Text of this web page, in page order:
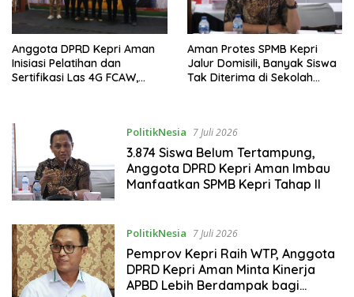
Anggota DPRD Kepri Aman
Inisiasi Pelatihan dan
Sertifikasi Las 4G FCAW,
Aman Protes SPMB Kepri
Jalur Domisili, Banyak Siswa
Tak Diterima di Sekolah
PolitikNesia 7 Juli 2026
3.874 Siswa Belum Tertampung,
Anggota DPRD Kepri Aman Imbau
Manfaatkan SPMB Kepri Tahap II
PolitikNesia 7 Juli 2026
Pemprov Kepri Raih WTP, Anggota
DPRD Kepri Aman Minta Kinerja
APBD Lebih Berdampak bagi